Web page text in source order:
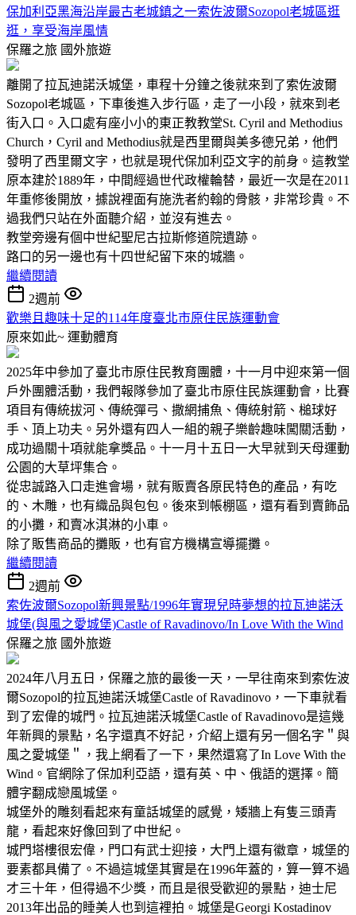
保加利亞黑海沿岸最古老城鎮之一索佐波爾Sozopol老城區逛
逛，享受海岸風情
保羅之旅 國外旅遊
離開了拉瓦迪諾沃城堡，車程十分鐘之後就來到了索佐波爾
Sozopol老城區，下車後進入步行區，走了一小段，就來到老
街入口。入口處有座小小的東正教教堂St. Cyril and Methodius
Church，Cyril and Methodius就是西里爾與美多德兄弟，他們
發明了西里爾文字，也就是現代保加利亞文字的前身。這教堂
原本建於1889年，中間經過世代政權輪替，最近一次是在2011
年重修後開放，據說裡面有施洗者約翰的骨骸，非常珍貴。不
過我們只站在外面聽介紹，並沒有進去。
教堂旁邊有個中世紀聖尼古拉斯修道院遺跡。
路口的另一邊也有十四世紀留下來的城牆。
繼續閱讀
2週前
歡樂且趣味十足的114年度臺北市原住民族運動會
原來如此~ 運動體育
2025年中參加了臺北市原住民教育團體，十一月中迎來第一個
戶外團體活動，我們報隊參加了臺北市原住民族運動會，比賽
項目有傳統拔河、傳統彈弓、撒網捕魚、傳統射箭、槌球好
手、頂上功夫。另外還有四人一組的親子樂齡趣味闖關活動，
成功過關十項就能拿獎品。十一月十五日一大早就到天母運動
公園的大草坪集合。
從忠誠路入口走進會場，就有販賣各原民特色的產品，有吃
的、木雕，也有織品與包包。後來到帳棚區，還有看到賣飾品
的小攤，和賣冰淇淋的小車。
除了販售商品的攤販，也有官方機構宣導擺攤。
繼續閱讀
2週前
索佐波爾Sozopol新興景點/1996年實現兒時夢想的拉瓦迪諾沃
城堡(與風之愛城堡)Castle of Ravadinovo/In Love With the Wind
保羅之旅 國外旅遊
2024年八月五日，保羅之旅的最後一天，一早往南來到索佐波
爾Sozopol的拉瓦迪諾沃城堡Castle of Ravadinovo，一下車就看
到了宏偉的城門。拉瓦迪諾沃城堡Castle of Ravadinovo是這幾
年新興的景點，名字還真不好記，介紹上還有另一個名字＂與
風之愛城堡＂，我上網看了一下，果然還寫了In Love With the
Wind。官網除了保加利亞語，還有英、中、俄語的選擇。簡
體字翻成戀風城堡。
城堡外的雕刻看起來有童話城堡的感覺，矮牆上有隻三頭青
龍，看起來好像回到了中世紀。
城門塔樓很宏偉，門口有武士迎接，大門上還有徽章，城堡的
要素都具備了。不過這城堡其實是在1996年蓋的，算一算不過
才三十年，但得過不少獎，而且是很受歡迎的景點，迪士尼
2013年出品的睡美人也到這裡拍。城堡是Georgi Kostadinov